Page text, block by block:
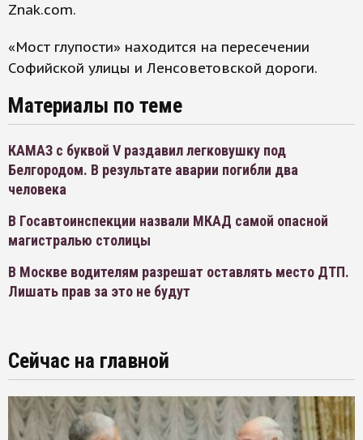
Znak.com.
«Мост глупости» находится на пересечении
Софийской улицы и Ленсоветовской дороги.
Материалы по теме
КАМАЗ с буквой V раздавил легковушку под
Белгородом. В результате аварии погибли два
человека
В Госавтоинспекции назвали МКАД самой опасной
магистралью столицы
В Москве водителям разрешат оставлять место ДТП.
Лишать прав за это не будут
Сейчас на главной